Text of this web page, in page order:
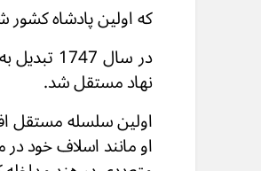
که اولين پادشاه کشور
در سال 1747
نهاد مستقل شد.
اولین سلسله مستقل
او مانند اسلاف خود در